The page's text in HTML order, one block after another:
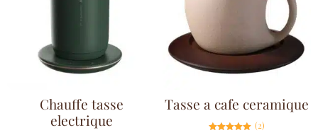
Chauffe tasse
electrique
Tasse a cafe ceramique
(2)